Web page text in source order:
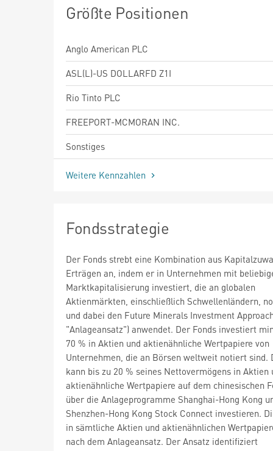
Größte Positionen
Anglo American PLC
ASL(L)-US DOLLARFD Z1I
Rio Tinto PLC
FREEPORT-MCMORAN INC.
Sonstiges
Weitere Kennzahlen
Fondsstrategie
Der Fonds strebt eine Kombination aus
Erträgen an, indem er in Unternehmen mit
Marktkapitalisierung investiert, die an globalen
Aktienmärkten, einschließlich Schwellenländern,
und dabei den Future Minerals Investment
"Anlageansatz") anwendet. Der Fonds investiert
70 % in Aktien und aktienähnliche Wertpapiere von
Unternehmen, die an Börsen weltweit notiert sind.
kann bis zu 20 % seines Nettovermögens in Aktien
aktienähnliche Wertpapiere auf dem chinesischen
über die Anlageprogramme Shanghai-Hong Kong
Shenzhen-Hong Kong Stock Connect investieren.
in sämtliche Aktien und aktienähnlichen
nach dem Anlageansatz. Der Ansatz identifiziert